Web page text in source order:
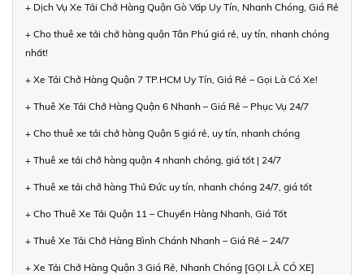
+ Dịch Vụ Xe Tải Chở Hàng Quận Gò Vấp Uy Tín, Nhanh Chóng, Giá Rẻ
+ Cho thuê xe tải chở hàng quận Tân Phú giá rẻ, uy tín, nhanh chóng
nhất!
+ Xe Tải Chở Hàng Quận 7 TP.HCM Uy Tín, Giá Rẻ – Gọi Là Có Xe!
+ Thuê Xe Tải Chở Hàng Quận 6 Nhanh – Giá Rẻ – Phục Vụ 24/7
+ Cho thuê xe tải chở hàng Quận 5 giá rẻ, uy tín, nhanh chóng
+ Thuê xe tải chở hàng quận 4 nhanh chóng, giá tốt | 24/7
+ Thuê xe tải chở hàng Thủ Đức uy tín, nhanh chóng 24/7, giá tốt
+ Cho Thuê Xe Tải Quận 11 – Chuyển Hàng Nhanh, Giá Tốt
+ Thuê Xe Tải Chở Hàng Bình Chánh Nhanh – Giá Rẻ – 24/7
+ Xe Tải Chở Hàng Quận 3 Giá Rẻ, Nhanh Chóng [GỌI LÀ CÓ XE]